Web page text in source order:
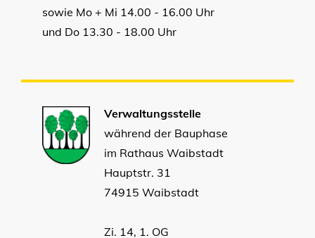
sowie Mo + Mi 14.00 - 16.00 Uhr
und Do 13.30 - 18.00 Uhr
Verwaltungsstelle
während der Bauphase
im Rathaus Waibstadt
Hauptstr. 31
74915 Waibstadt
Zi. 14, 1. OG